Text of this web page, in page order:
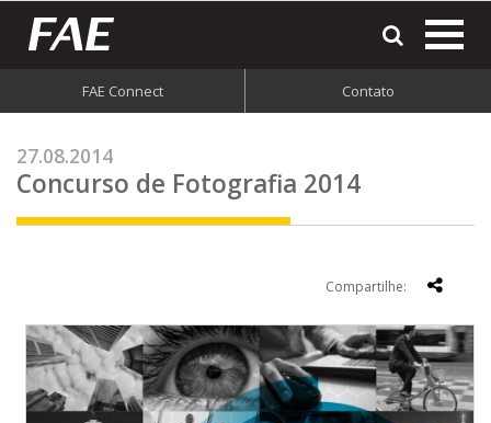
FAE Connect Contato
27.08.2014
Concurso de Fotografia 2014
Compartilhe: